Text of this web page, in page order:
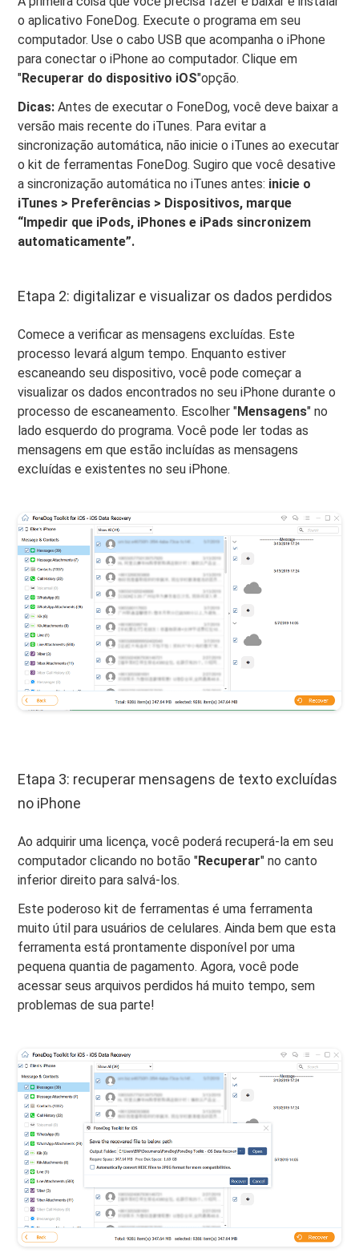
o aplicativo FoneDog. Execute o programa em seu
computador. Use o cabo USB que acompanha o iPhone
para conectar o iPhone ao computador. Clique em
"Recuperar do dispositivo iOS"opção.
Dicas: Antes de executar o FoneDog, você deve baixar a
versão mais recente do iTunes. Para evitar a
sincronização automática, não inicie o iTunes ao executar
o kit de ferramentas FoneDog. Sugiro que você desative
a sincronização automática no iTunes antes: inicie o
iTunes > Preferências > Dispositivos, marque
“Impedir que iPods, iPhones e iPads sincronizem
automaticamente”.
Etapa 2: digitalizar e visualizar os dados perdidos
Comece a verificar as mensagens excluídas. Este
processo levará algum tempo. Enquanto estiver
escaneando seu dispositivo, você pode começar a
visualizar os dados encontrados no seu iPhone durante o
processo de escaneamento. Escolher "Mensagens" no
lado esquerdo do programa. Você pode ler todas as
mensagens em que estão incluídas as mensagens
excluídas e existentes no seu iPhone.
Etapa 3: recuperar mensagens de texto excluídas
no iPhone
Ao adquirir uma licença, você poderá recuperá-la em seu
computador clicando no botão "Recuperar" no canto
inferior direito para salvá-los.
Este poderoso kit de ferramentas é uma ferramenta
muito útil para usuários de celulares. Ainda bem que esta
ferramenta está prontamente disponível por uma
pequena quantia de pagamento. Agora, você pode
acessar seus arquivos perdidos há muito tempo, sem
problemas de sua parte!